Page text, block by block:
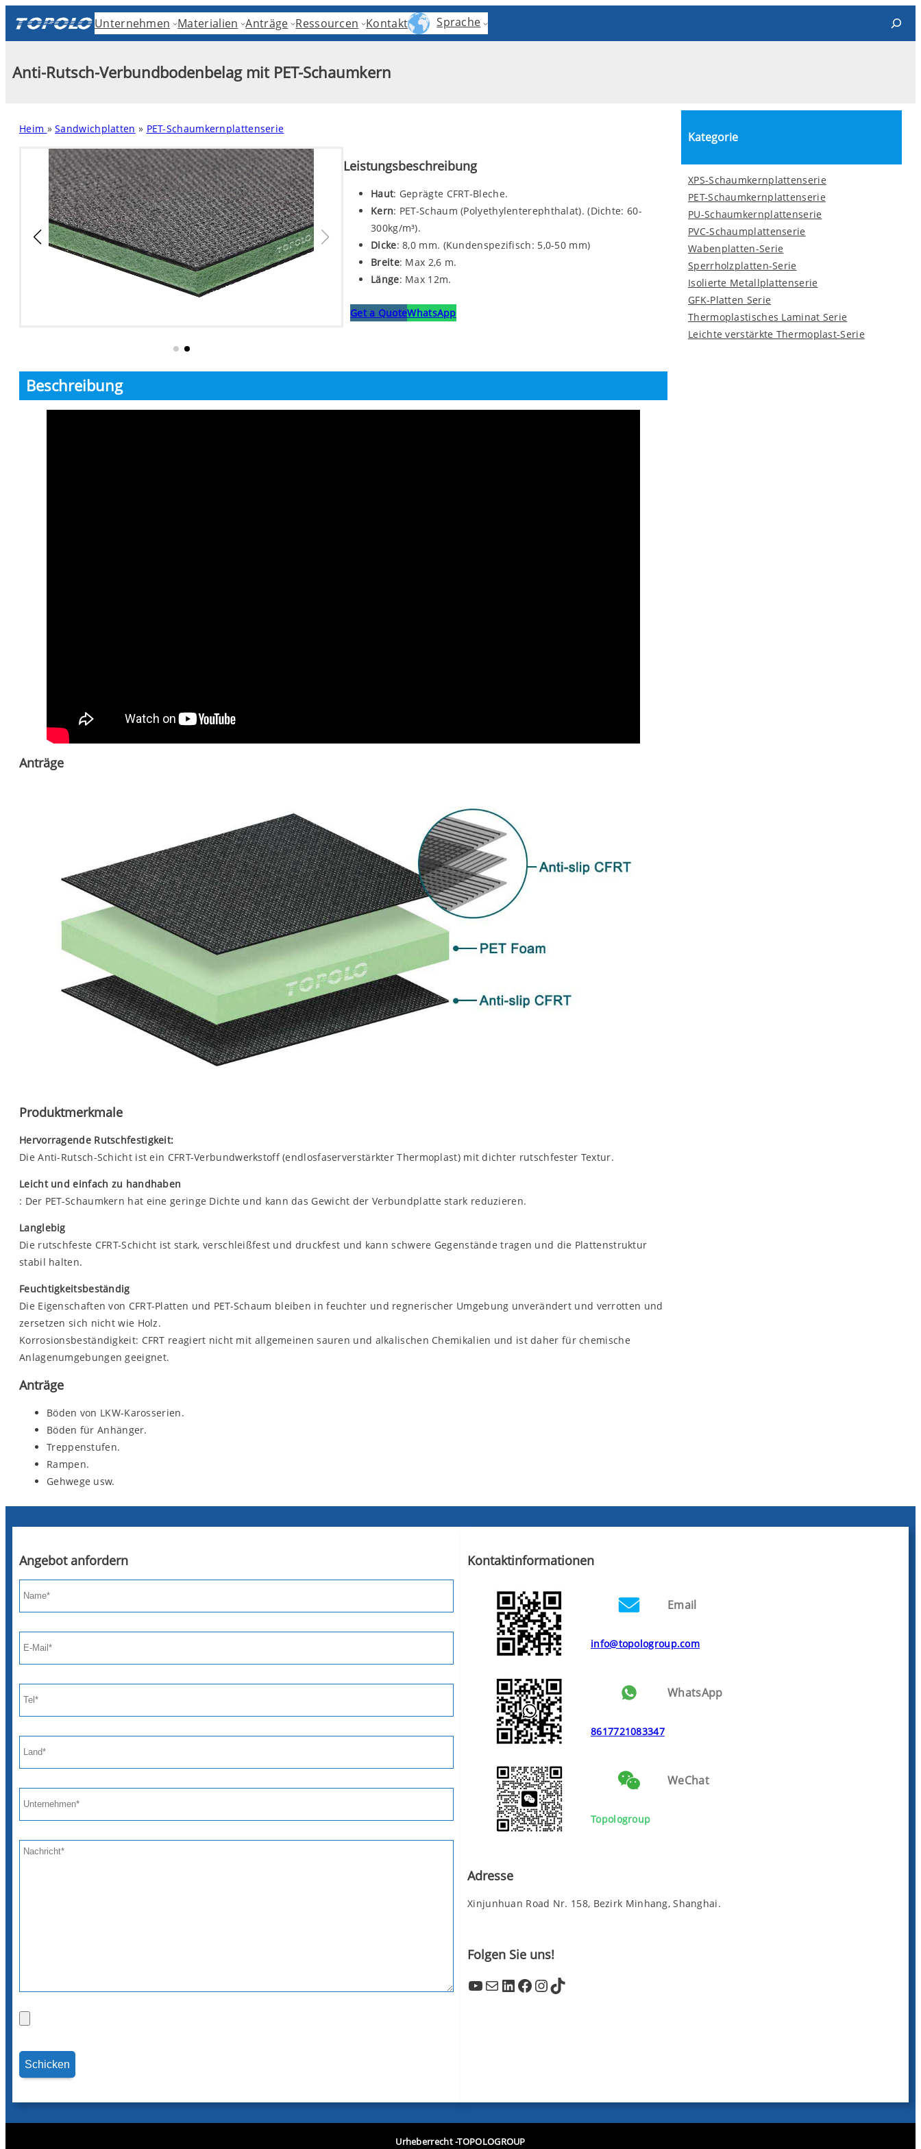
Unternehmen Materialien Anträge Ressourcen Kontakt Sprache Search
Anti-Rutsch-Verbundbodenbelag mit PET-Schaumkern
Heim »Sandwichplatten » PET-Schaumkernplattenserie
Leistungsbeschreibung
Haut: Geprägte CFRT-Bleche.
Kern: PET-Schaum (Polyethylenterephthalat). (Dichte: 60-
300kg/m³).
Dicke: 8,0 mm. (Kundenspezifisch: 5,0-50 mm)
Breite: Max 2,6 m.
Länge: Max 12m.
Get a QuoteWhatsApp
Beschreibung
Anträge
Produktmerkmale
Hervorragende Rutschfestigkeit:
Die Anti-Rutsch-Schicht ist ein CFRT-Verbundwerkstoff (endlosfaserverstärkter Thermoplast) mit dichter rutschfester Textur.
Leicht und einfach zu handhaben
: Der PET-Schaumkern hat eine geringe Dichte und kann das Gewicht der Verbundplatte stark reduzieren.
Langlebig
Die rutschfeste CFRT-Schicht ist stark, verschleißfest und druckfest und kann schwere Gegenstände tragen und die Plattenstruktur
stabil halten.
Feuchtigkeitsbeständig
Die Eigenschaften von CFRT-Platten und PET-Schaum bleiben in feuchter und regnerischer Umgebung unverändert und verrotten und
zersetzen sich nicht wie Holz.
Korrosionsbeständigkeit: CFRT reagiert nicht mit allgemeinen sauren und alkalischen Chemikalien und ist daher für chemische
Anlagenumgebungen geeignet.
Anträge
Böden von LKW-Karosserien.
Böden für Anhänger.
Treppenstufen.
Rampen.
Gehwege usw.
Kategorie
XPS-Schaumkernplattenserie
PET-Schaumkernplattenserie
PU-Schaumkernplattenserie
PVC-Schaumplattenserie
Wabenplatten-Serie
Sperrholzplatten-Serie
Isolierte Metallplattenserie
GFK-Platten Serie
Thermoplastisches Laminat Serie
Leichte verstärkte Thermoplast-Serie
Angebot anfordern Kontaktinformationen
Email
info@topologroup.com
WhatsApp
8617721083347
WeChat
Topologroup
Adresse
Xinjunhuan Road Nr. 158, Bezirk Minhang, Shanghai.
Folgen Sie uns!
YouTube Mail LinkedIn Facebook InstagramTikTok
Urheberrecht -TOPOLOGROUP